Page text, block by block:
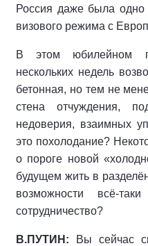
Россия даже была
визового режима с
В этом юбилейном
нескольких недель
бетонная, но тем не
стена отчуждения,
недоверия, взаимных
это похолодание?
о пороге новой
будущем жить в
возможности всё-
сотрудничество?
В.ПУТИН:
Вы сейчас